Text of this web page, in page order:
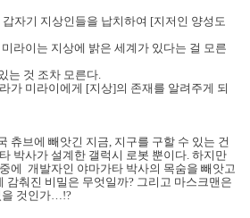
자기 지상인들을 납치하여 [지저인 양성도
라이는 지상에 밝은 세계가 있다는 걸 모른
는 것 조차 모른다.
가 미라이에게 [지상]의 존재를 알려주게 되
츄브에 빼앗긴 지금, 지구를 구할 수 있는 건
박사가 설계한 갤럭시 로봇 뿐이다. 하지만
에 개발자인 야마가타 박사의 목숨을 빼앗고
감춰진 비밀은 무엇일까? 그리고 마스크맨은
을 것인가…!?